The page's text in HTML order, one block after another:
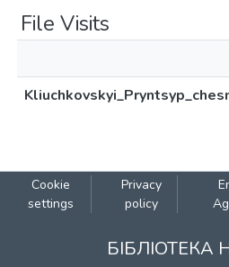
File Visits
Cookie
settings
Privacy
policy
БІБЛІОТЕКА